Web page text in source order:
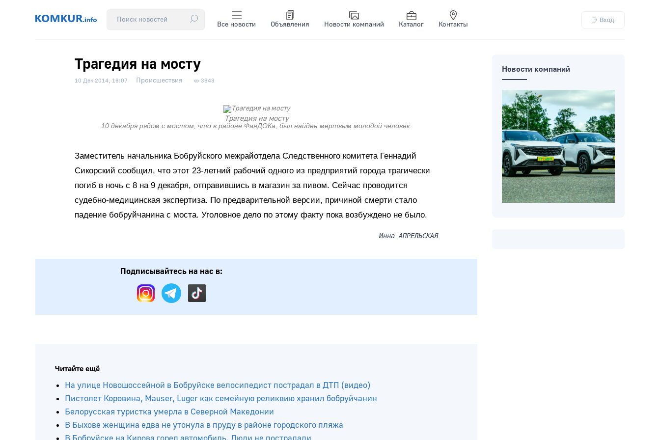
Все новости Объявления Новости компаний Каталог Контакты
Вход
Трагедия на мосту
10 Дек 2014, 16:07 Происшествия 3643
Трагедия на мосту
10 декабря рядом с мостом, что в районе ФанДОКа, был найден мертвым молодой человек.
Заместитель начальника Бобруйского межрайотдела Следственного комитета Геннадий
Сикорский сообщил, что этот 23-летний рабочий одного из предприятий города трагически
погиб в ночь с 8 на 9 декабря, отправившись в магазин за пивом. Сейчас проводится
судебно-медицинская экспертиза. По предварительной версии, причиной смерти стало
падение бобруйчанина с моста. Уголовное дело по этому факту пока возбуждено не было.
Инна АПРЕЛЬСКАЯ
Подписывайтесь на нас в:
Читайте ещё
На улице Новошоссейной в Бобруйске велосипедист пострадал в ДТП (видео)
Пистолет Коровина, Mauser, Luger как семейную реликвию хранил бобруйчанин
Новости компаний